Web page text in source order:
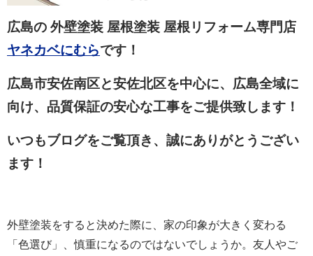
広島の 外壁塗装 屋根塗装 屋根リフォーム専門店
ヤネカベにむらです！
広島市安佐南区と安佐北区を中心に、広島全域に
向け、品質保証の安心な工事をご提供致します！
いつもブログをご覧頂き、誠にありがとうござい
ます！
外壁塗装をすると決めた際に、家の印象が大きく変わる
「色選び」、慎重になるのではないでしょうか。友人やご